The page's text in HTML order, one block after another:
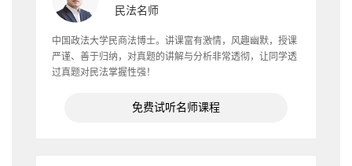
民法名师
中国政法大学民商法博士。讲课富有激情，风趣幽默，授课
严谨、善于归纳，对真题的讲解与分析非常透彻，让同学透
过真题对民法掌握性强！
免费试听名师课程